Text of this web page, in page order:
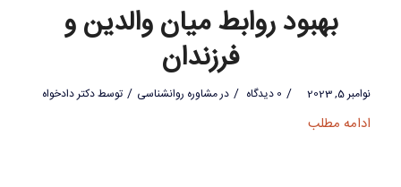
بهبود روابط میان والدین و
فرزندان
نوامبر 5, 2023 / 0 دیدگاه / درمشاوره روانشناسی / توسطدکتر دادخواه
ادامه مطلب